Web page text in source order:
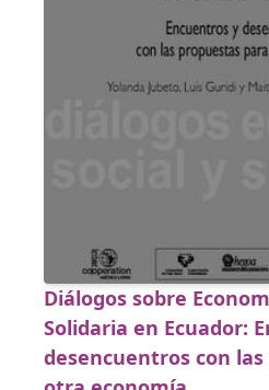
Diálogos sobre
Solidaria en Ecuador:
desencuentros con